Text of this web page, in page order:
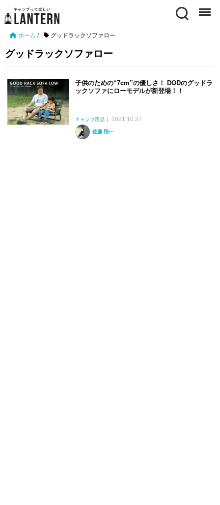
Search Menu
ホーム / グッドラックソファロー
グッドラックソファロー
子供のための“7cm”の優しさ！ DODのグッドラ
ックソファにローモデルが新登場！！
キャンプ用品
2021.10.27
佐藤 翔一